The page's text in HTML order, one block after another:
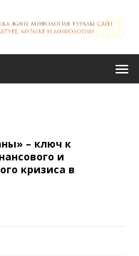
– ключ к
и
кризиса в